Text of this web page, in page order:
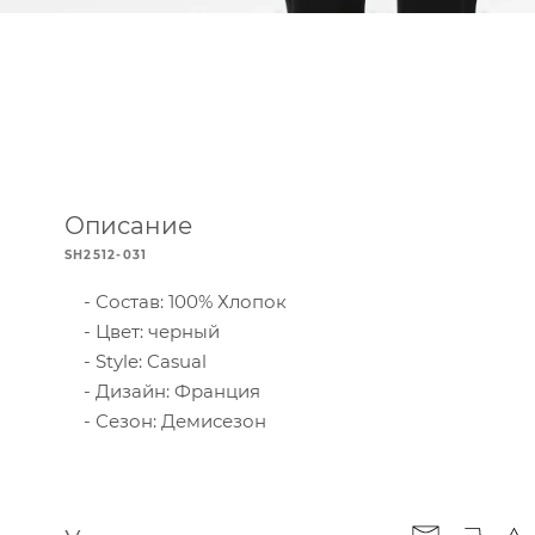
Описание
SH2512-031
Состав: 100% Хлопок
Цвет: черный
Style: Casual
Дизайн: Франция
Сезон: Демисезон